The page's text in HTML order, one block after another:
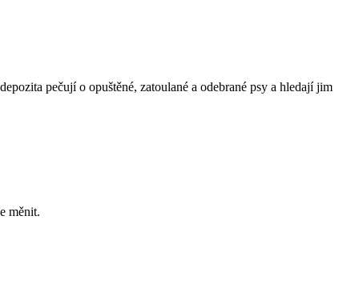
pečují o opuštěné, zatoulané a odebrané psy a hledají jim
měnit.